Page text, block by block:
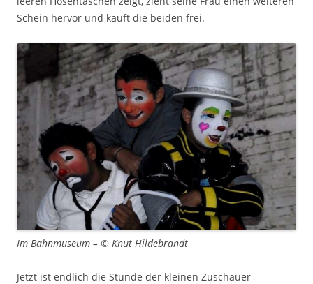
Schein hervor und kauft die beiden frei.
Im Bahnmuseum – © Knut Hildebrandt
Jetzt ist endlich die Stunde der kleinen Zuschauer